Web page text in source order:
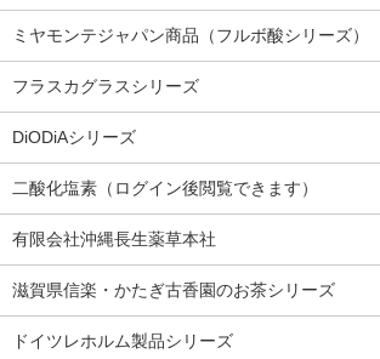
ミヤモンテジャパン商品（フルボ酸シリーズ）
フラスカグラスシリーズ
DiODiAシリーズ
二酸化塩素（ログイン後閲覧できます）
有限会社沖縄長生薬草本社
滋賀県信楽・かたぎ古香園のお茶シリーズ
ドイツレホルム製品シリーズ